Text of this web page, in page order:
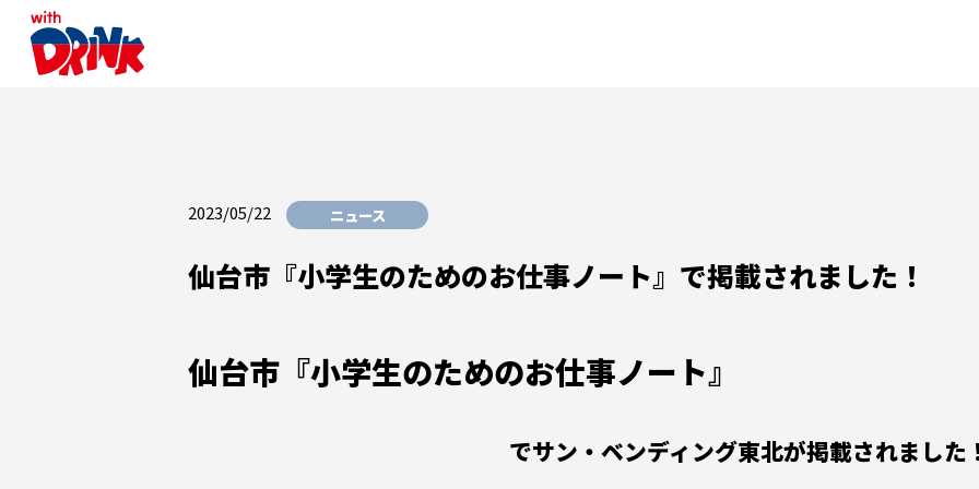
2023/05/22 ニュース
仙台市『小学生のためのお仕事ノート』で掲載されました！
仙台市『小学生のためのお仕事ノート』
でサン・ベンディング東北が掲載されました